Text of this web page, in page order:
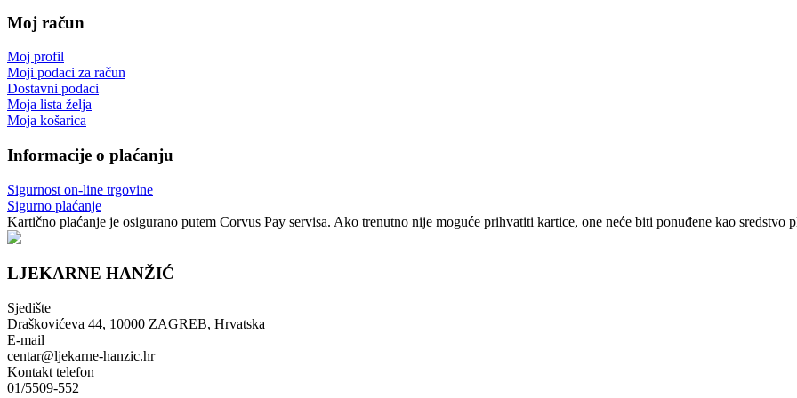
Moj račun
Moj profil
Moji podaci za račun
Dostavni podaci
Moja lista želja
Moja košarica
Informacije o plaćanju
Sigurnost on-line trgovine
Sigurno plaćanje
Kartično plaćanje je osigurano putem Corvus Pay servisa. Ako trenutno nije moguće prihvatiti kartice, one neće biti ponuđene kao sredstvo
LJEKARNE HANŽIĆ
Sjedište
Draškovićeva 44, 10000 ZAGREB, Hrvatska
E-mail
centar@ljekarne-hanzic.hr
Kontakt telefon
01/5509-552